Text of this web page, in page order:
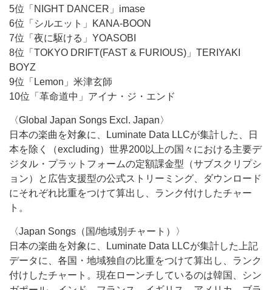
5位「NIGHT DANCER」imase
6位「シルエット」KANA-BOON
7位「夜に駆ける」YOASOBI
8位「TOKYO DRIFT(FAST & FURIOUS)」TERIYAKI
BOYZ
9位「Lemon」米津玄師
10位「革命道中」アイナ・ジ・エンド
〈Global Japan Songs Excl. Japan〉
日本の楽曲を対象に、Luminate Data LLCが集計した、日
本を除く（excluding）世界200以上の国々における主要デ
ジタル・プラットフォームの定額課金型（サブスクリプシ
ョン）と広告支援型の公式ストリーミング、ダウンロード
にそれぞれ比重をつけて算出し、ランク付けしたチャー
ト。
〈Japan Songs（国/地域別チャート）〉
日本の楽曲を対象に、Luminate Data LLCが集計した上記
データに、各国・地域独自の比重をつけて算出し、ランク
付けしたチャート。現在ローンチしているのは韓国、シン